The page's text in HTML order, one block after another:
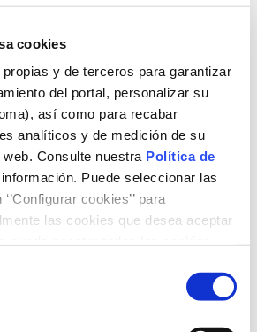
cookies
y de terceros para garantizar
del portal, personalizar su
así como para recabar
analíticos y de medición de su
Consulte nuestra Política de
Puede seleccionar las
cookies’’ para
las cookies que desea aceptar
i l’Ajuntament de
ajuden a prop
vulnerables de la ciutat a
eficient i reduir la